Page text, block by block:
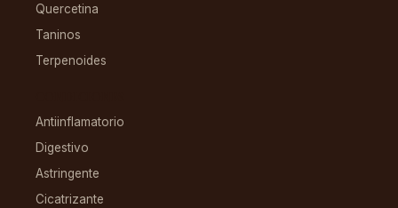
Quercetina
Taninos
Terpenoides
Antiinflamatorio
Digestivo
Astringente
Cicatrizante